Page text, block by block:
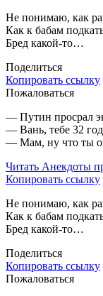
Не понимаю, как
Как к бабам
Бред какой-то…
Поделиться
Копировать ссылку
Пожаловаться
— Путин просрал
— Вань, тебе 32
— Мам, ну что ты
Читать Анекдоты
Копировать ссылку
Не понимаю, как
Как к бабам
Бред какой-то…
Поделиться
Копировать ссылку
Пожаловаться